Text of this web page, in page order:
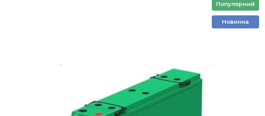
Популярний
Новинка